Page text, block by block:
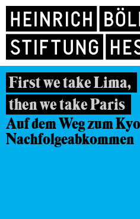
First we take Lima,
then we take Paris
Auf dem Weg zum
Nachfolgeabkommen